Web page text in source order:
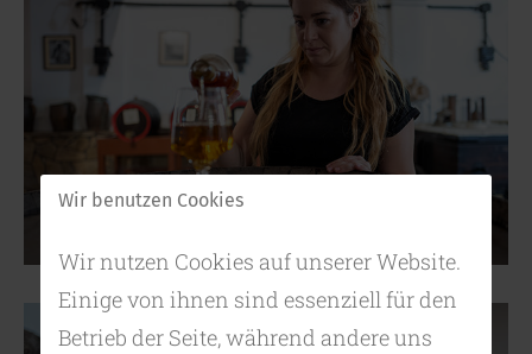
Wir benutzen Cookies
Wir nutzen Cookies auf unserer Website.
Einige von ihnen sind essenziell für den
Betrieb der Seite, während andere uns